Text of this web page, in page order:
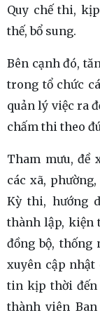
Quy chế thi,
thế, bổ sung.
Bên cạnh đó,
trong tổ chức
quản lý việc ra
chấm thi theo
Tham mưu, đề
các xã,
Kỳ thi, hướng
thành lập, kiện
đồng bộ, thống
xuyên cập
tin kịp thời đến
thành viên